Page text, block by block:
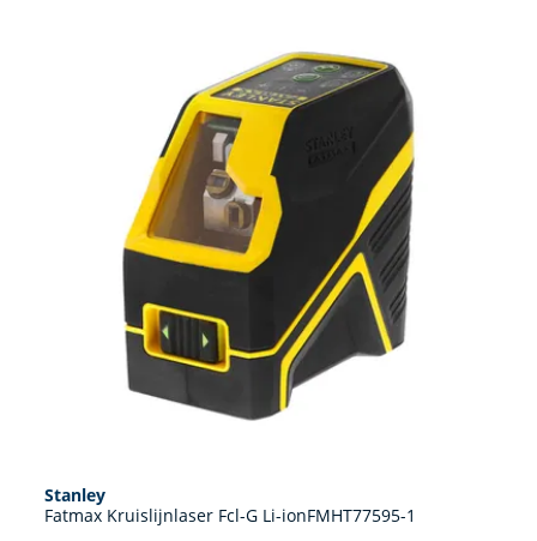
Stanley
Fatmax Kruislijnlaser Fcl-G Li-ionFMHT77595-1